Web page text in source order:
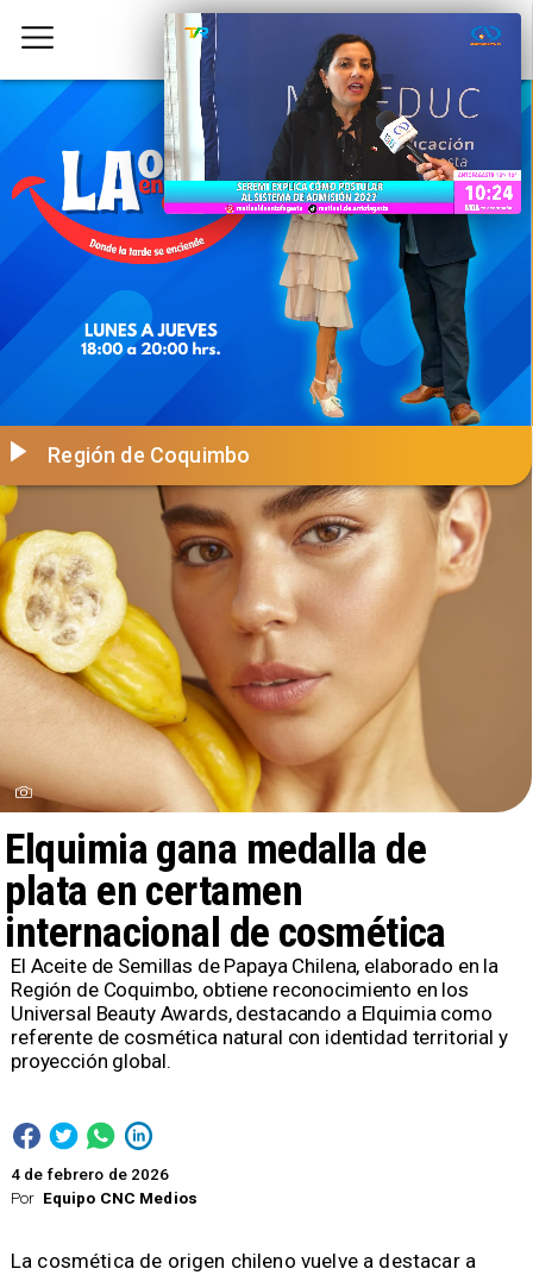
Por Equipo CNC Medios
Elquimia gana medalla de
plata en certamen
internacional de cosmética
Región de Coquimbo
4 de febrero de 2026
El Aceite de Semillas de Papaya Chilena, elaborado en la
Región de Coquimbo, obtiene reconocimiento en los
Universal Beauty Awards, destacando a Elquimia como
referente de cosmética natural con identidad territorial y
proyección global.
La cosmética de origen chileno vuelve a destacar a